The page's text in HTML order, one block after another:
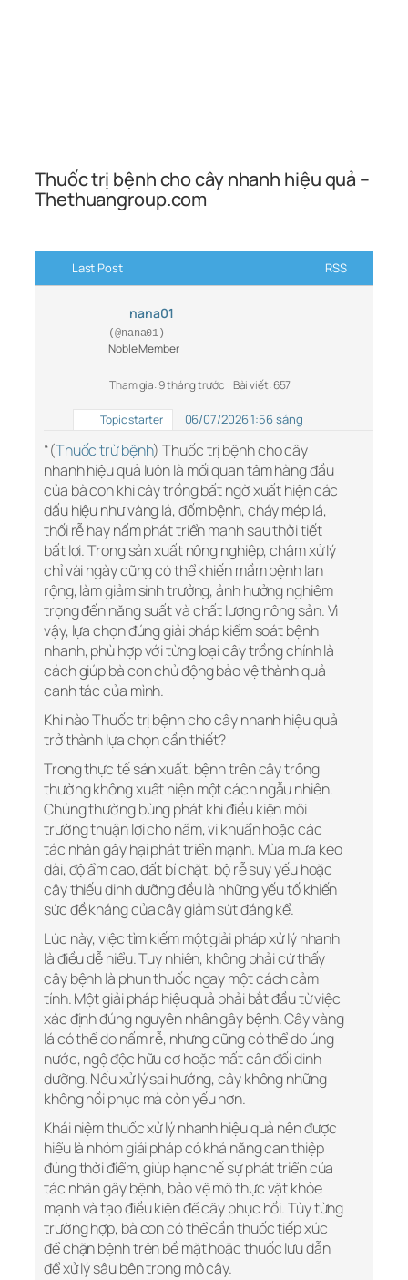
Thuốc trị bệnh cho cây nhanh hiệu quả –
Thethuangroup.com
Last Post RSS
nana01
(@nana01)
Noble Member
Tham gia: 9 tháng trước Bài viết: 657
Topic starter 06/07/2026 1:56 sáng
“(Thuốc trừ bệnh) Thuốc trị bệnh cho cây
nhanh hiệu quả luôn là mối quan tâm hàng đầu
của bà con khi cây trồng bất ngờ xuất hiện các
dấu hiệu như vàng lá, đốm bệnh, cháy mép lá,
thối rễ hay nấm phát triển mạnh sau thời tiết
bất lợi. Trong sản xuất nông nghiệp, chậm xử lý
chỉ vài ngày cũng có thể khiến mầm bệnh lan
rộng, làm giảm sinh trưởng, ảnh hưởng nghiêm
trọng đến năng suất và chất lượng nông sản. Vì
vậy, lựa chọn đúng giải pháp kiểm soát bệnh
nhanh, phù hợp với từng loại cây trồng chính là
cách giúp bà con chủ động bảo vệ thành quả
canh tác của mình.
Khi nào Thuốc trị bệnh cho cây nhanh hiệu quả
trở thành lựa chọn cần thiết?
Trong thực tế sản xuất, bệnh trên cây trồng
thường không xuất hiện một cách ngẫu nhiên.
Chúng thường bùng phát khi điều kiện môi
trường thuận lợi cho nấm, vi khuẩn hoặc các
tác nhân gây hại phát triển mạnh. Mùa mưa kéo
dài, độ ẩm cao, đất bí chặt, bộ rễ suy yếu hoặc
cây thiếu dinh dưỡng đều là những yếu tố khiến
sức đề kháng của cây giảm sút đáng kể.
Lúc này, việc tìm kiếm một giải pháp xử lý nhanh
là điều dễ hiểu. Tuy nhiên, không phải cứ thấy
cây bệnh là phun thuốc ngay một cách cảm
tính. Một giải pháp hiệu quả phải bắt đầu từ việc
xác định đúng nguyên nhân gây bệnh. Cây vàng
lá có thể do nấm rễ, nhưng cũng có thể do úng
nước, ngộ độc hữu cơ hoặc mất cân đối dinh
dưỡng. Nếu xử lý sai hướng, cây không những
không hồi phục mà còn yếu hơn.
Khái niệm thuốc xử lý nhanh hiệu quả nên được
hiểu là nhóm giải pháp có khả năng can thiệp
đúng thời điểm, giúp hạn chế sự phát triển của
tác nhân gây bệnh, bảo vệ mô thực vật khỏe
mạnh và tạo điều kiện để cây phục hồi. Tùy từng
trường hợp, bà con có thể cần thuốc tiếp xúc
để chặn bệnh trên bề mặt hoặc thuốc lưu dẫn
để xử lý sâu bên trong mô cây.